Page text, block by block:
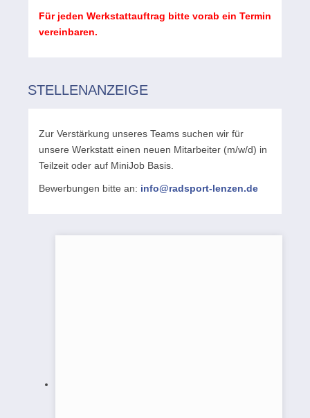
Für jeden Werkstattauftrag bitte vorab ein Termin
vereinbaren.
STELLENANZEIGE
Zur Verstärkung unseres Teams suchen wir für
unsere Werkstatt einen neuen Mitarbeiter (m/w/d) in
Teilzeit oder auf MiniJob Basis.
Bewerbungen bitte an: info@radsport-lenzen.de